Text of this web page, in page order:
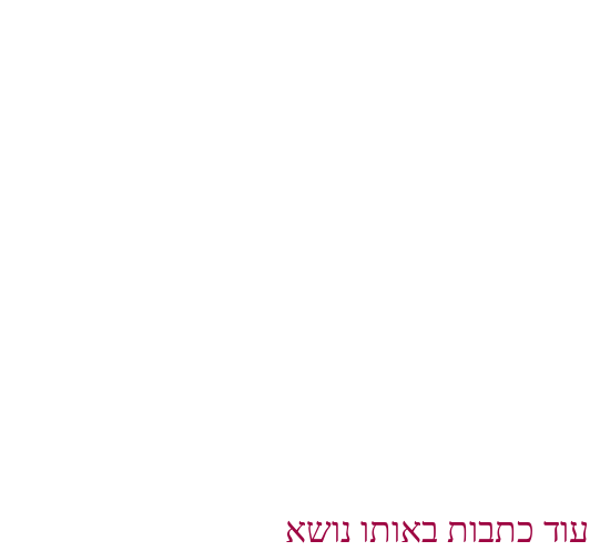
עוד כתבות באותו נושא